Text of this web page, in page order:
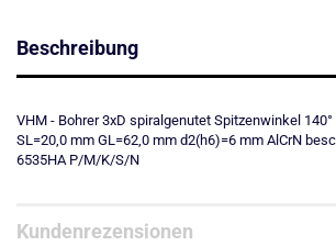
Beschreibung
VHM - Bohrer 3xD spiralgenutet Spitzenwinkel
SL=20,0 mm GL=62,0 mm d2(h6)=6 mm AlCrN
6535HA P/M/K/S/N
Kundenrezensionen